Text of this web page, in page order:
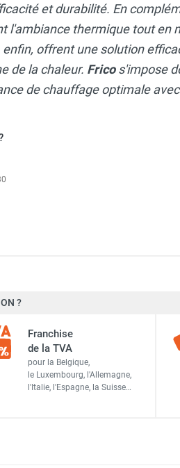
et durabilité. En
l'ambiance thermique tout en
enfin, offrent une solution
de la chaleur. Fricos'impose
de chauffage optimale
Allemagne
7393410208559
?
Franchise
de la TVA
pour la Belgique,
le Luxembourg, l'Allemagne,
l'Italie, l'Espagne, la Suisse…